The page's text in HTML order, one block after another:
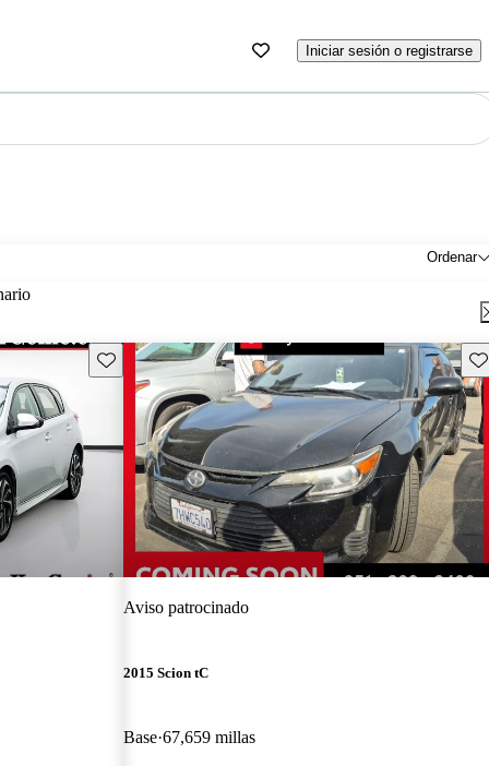
Iniciar sesión o registrarse
Ordenar
Guarda este Aviso
Aviso patrocinado
2015 Scion tC
Base 67,659 millas